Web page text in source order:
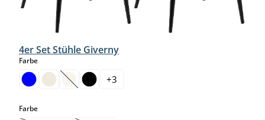
4er Set Stühle Giverny
Farbeauswählen
(Diese Option ist zurzeit nicht verfügbar.)
+3
Farbeauswählen